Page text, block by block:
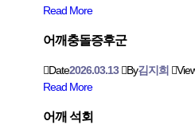
Read More
어깨충돌증후군
Date2026.03.13 By김지희
Read More
어깨 석회